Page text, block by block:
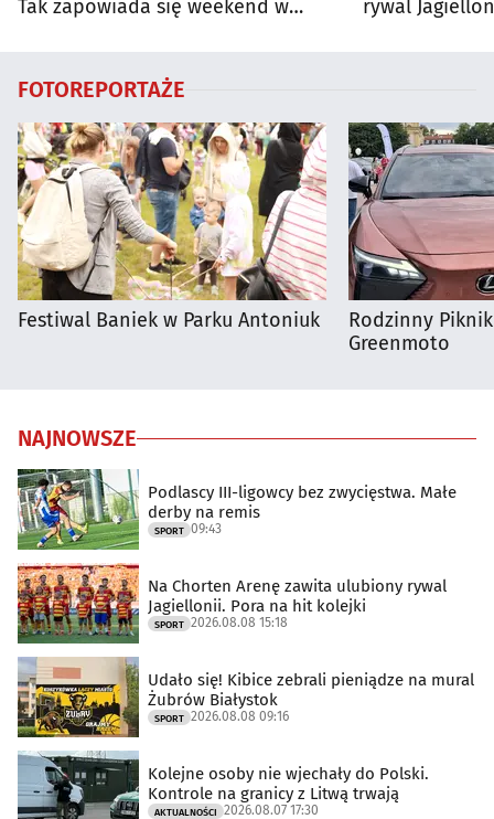
Tak zapowiada się weekend w
rywal
FOTOREPORTAŻE
Festiwal Baniek w Parku Antoniuk
Rodzinny
Greenmoto
NAJNOWSZE
Podlascy III-ligowcy bez zwycięstwa. Małe
derby na remis
SPORT 09:43
Na Chorten Arenę zawita ulubiony rywal
Jagiellonii. Pora na hit kolejki
SPORT 2026.08.08 15:18
Udało się! Kibice zebrali pieniądze na mural
Żubrów Białystok
SPORT 2026.08.08 09:16
Kolejne osoby nie wjechały do Polski.
Kontrole na granicy z Litwą trwają
AKTUALNOŚCI 2026.08.07 17:30